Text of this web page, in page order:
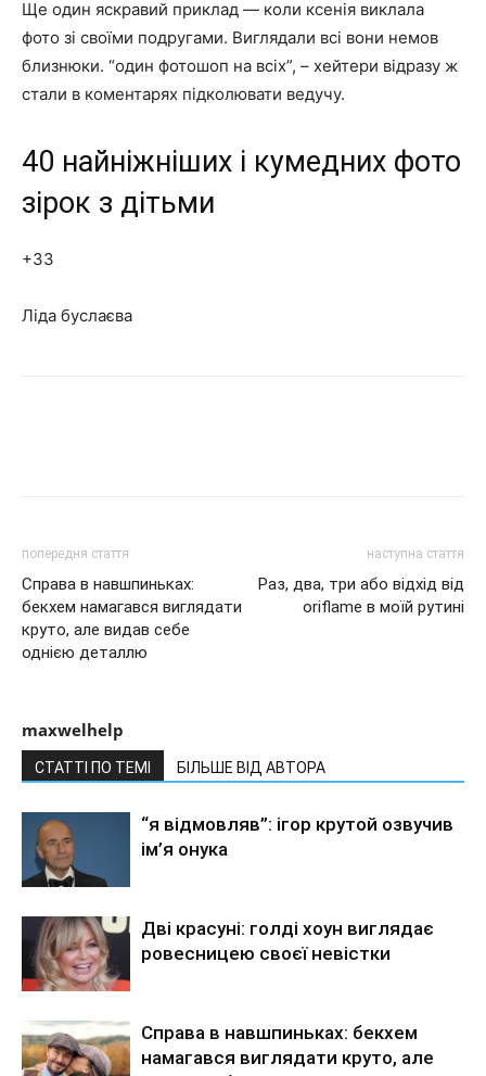
Ще один яскравий приклад — коли ксенія виклала
фото зі своїми подругами. Виглядали всі вони немов
близнюки. “один фотошоп на всіх”, – хейтери відразу ж
стали в коментарях підколювати ведучу.
40 найніжніших і кумедних фото
зірок з дітьми
+33
Ліда буслаєва
попередня стаття
Справа в навшпиньках:
бекхем намагався виглядати
круто, але видав себе
однією деталлю
наступна стаття
Раз, два, три або відхід від
oriflame в моїй рутині
maxwelhelp
СТАТТІ ПО ТЕМІ БІЛЬШЕ ВІД АВТОРА
“я відмовляв”: ігор крутой озвучив
ім’я онука
Дві красуні: голді хоун виглядає
ровесницею своєї невістки
Справа в навшпиньках: бекхем
намагався виглядати круто, але